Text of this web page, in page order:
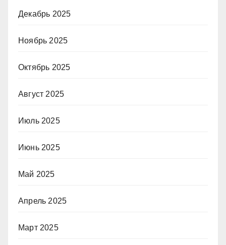
Декабрь 2025
Ноябрь 2025
Октябрь 2025
Август 2025
Июль 2025
Июнь 2025
Май 2025
Апрель 2025
Март 2025